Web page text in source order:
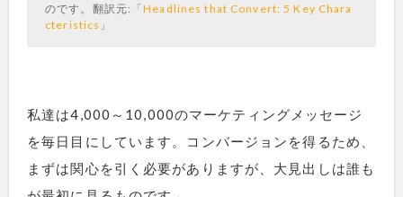
のです。翻訳元:「Headlines that Convert: 5 Key Chara
cteristics 」
私達は4,000～10,000のマーケティングメッセージ
を毎日目にしています。コンバージョンを得るため、
まずは関心を引く必要がありますが、大見出しは誰も